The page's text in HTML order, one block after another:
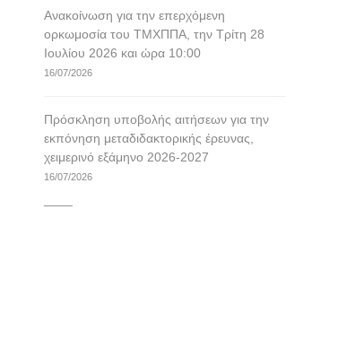
Ανακοίνωση για την επερχόμενη
ορκωμοσία του ΤΜΧΠΠΑ, την Τρίτη 28
Ιουλίου 2026 και ώρα 10:00
16/07/2026
Πρόσκληση υποβολής αιτήσεων για την
εκπόνηση μεταδιδακτορικής έρευνας,
χειμερινό εξάμηνο 2026-2027
16/07/2026